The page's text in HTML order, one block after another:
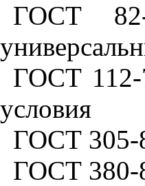
ГОСТ 82-
ГОСТ 112-
условия
ГОСТ 305-
ГОСТ 380-